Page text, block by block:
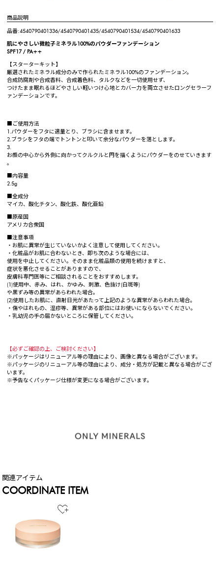
商品説明
品番:4540790401336/4540790401435/4540790401534/4540790401633
肌にやさしい微粒子ミネラル100%のパウダーファンデーション
SPF17 / PA++
【スターターキット】
厳選されたミネラル成分のみで作られたミネラル100%のファンデーション。
合成防腐剤や合成香料、合成着色料、タルクなどを一切使用せず、
つけたまま眠れるほどやさしい軽いつけ心地とカバー力を両立させたロングセラーフ
ァンデーションです。
■ご使用方法
1.パウダーをフタに適量とり、ブラシに含ませます。
2.ブラシをフタの端でトントンと叩いて余分なパウダーを落とします。
3.
お顔の中心から外側に向かってクルクルと円を描くようにパウダーをのせていきます
。
■内容量
2.5g
■全成分
マイカ、酸化チタン、酸化鉄、酸化亜鉛
■原産国
アメリカ合衆国
■注意事項
・お肌に異常が生じていないかよく注意して使用してください。
・化粧品がお肌に合わないとき、即ち次のような場合には、
使用を中止してください。そのまま化粧品類の使用を続けますと、
症状を悪化させることがありますので、
皮膚科専門医等にご相談されることをおすすめします。
(1)使用中、赤み、はれ、かゆみ、刺激、色抜け(白斑等)
や黒ずみ等の異常があらわれた場合。
(2)使用したお肌に、直射日光があたって上記のような異常があらわれた場合。
・傷やはれもの、湿疹等、異常がある部位にはお使いにならないでください。
・乳幼児の手の届かないところに保管してください。
【必ずご確認の上、ご検討ください】
※パッケージはリニューアル等の理由により、画像と異なる場合がございます。
※パッケージのリニューアル等の理由により、成分・処方が記載と異なる場合がござ
います。
※予告なくパッケージ仕様が変更になる場合がございます。
COORDINATE ITEM